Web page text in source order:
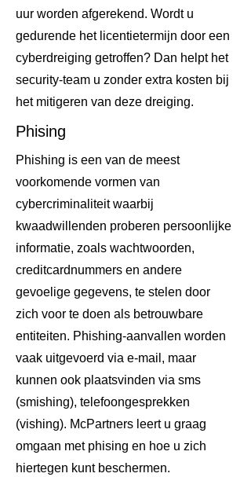
uur worden afgerekend. Wordt u
gedurende het licentietermijn door een
cyberdreiging getroffen? Dan helpt het
security-team u zonder extra kosten bij
het mitigeren van deze dreiging.
Phising
Phishing is een van de meest
voorkomende vormen van
cybercriminaliteit waarbij
kwaadwillenden proberen persoonlijke
informatie, zoals wachtwoorden,
creditcardnummers en andere
gevoelige gegevens, te stelen door
zich voor te doen als betrouwbare
entiteiten. Phishing-aanvallen worden
vaak uitgevoerd via e-mail, maar
kunnen ook plaatsvinden via sms
(smishing), telefoongesprekken
(vishing). McPartners leert u graag
omgaan met phising en hoe u zich
hiertegen kunt beschermen.